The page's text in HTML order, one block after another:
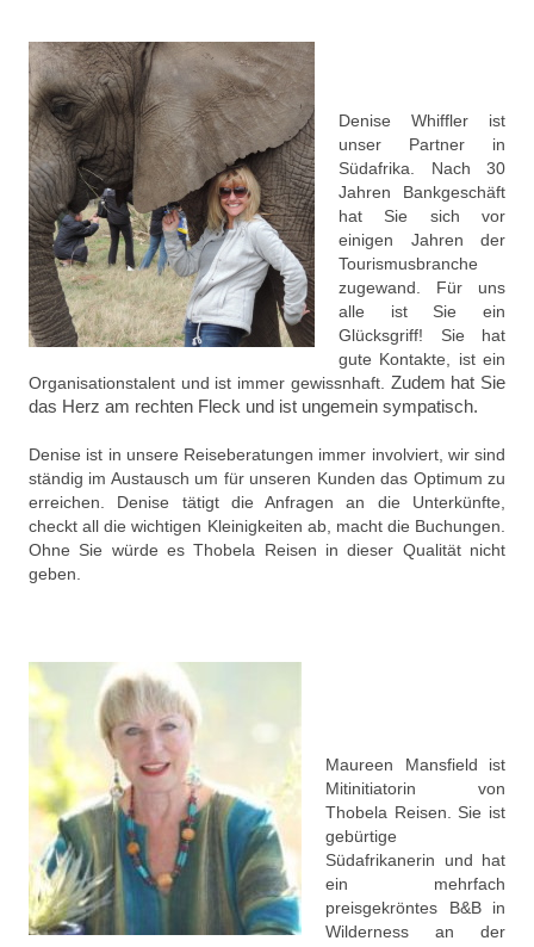
Denise Whiffler ist
unser Partner in
Südafrika. Nach 30
Jahren Bankgeschäft
hat Sie sich vor
einigen Jahren der
Tourismusbranche
zugewand. Für uns
alle ist Sie ein
Glücksgriff! Sie hat
gute Kontakte, ist ein
Organisationstalent und ist immer gewissnhaft. Zudem hat Sie
das Herz am rechten Fleck und ist ungemein sympatisch.
Denise ist in unsere Reiseberatungen immer involviert, wir sind
ständig im Austausch um für unseren Kunden das Optimum zu
erreichen. Denise tätigt die Anfragen an die Unterkünfte,
checkt all die wichtigen Kleinigkeiten ab, macht die Buchungen.
Ohne Sie würde es Thobela Reisen in dieser Qualität nicht
geben.
Maureen Mansfield ist
Mitinitiatorin von
Thobela Reisen. Sie ist
gebürtige
Südafrikanerin und hat
ein mehrfach
preisgekröntes B&B in
Wilderness an der